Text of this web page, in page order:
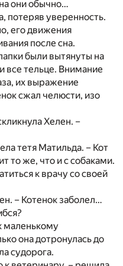
они обычно…
потеряв уверенность.
его движения
после сна.
были вытянуты на
все тельце. Внимание
их выражение
сжал челюсти, изо
Хелен. –
тетя Матильда. – Кот
то же, что и с собаками.
к врачу со своей
– Котенок заболел…
маленькому
она дотронулась до
судорога.